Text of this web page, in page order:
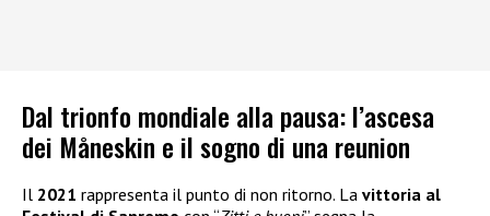
Dal trionfo mondiale alla pausa: l’ascesa
dei Måneskin e il sogno di una reunion
Il 2021 rappresenta il punto di non ritorno. La vittoria al